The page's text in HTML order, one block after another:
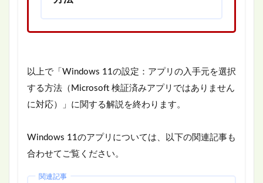
以上で「Windows 11の設定：アプリの入手元を選択
する方法（Microsoft 検証済みアプリではありません
に対応）」に関する解説を終わります。
Windows 11のアプリについては、以下の関連記事も
合わせてご覧ください。
関連記事